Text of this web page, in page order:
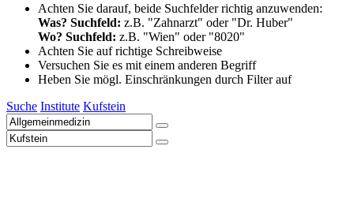
Achten Sie darauf, beide Suchfelder richtig anzuwenden:
Was? Suchfeld: z.B. "Zahnarzt" oder "Dr. Huber"
Wo? Suchfeld: z.B. "Wien" oder "8020"
Achten Sie auf richtige Schreibweise
Versuchen Sie es mit einem anderen Begriff
Heben Sie mögl. Einschränkungen durch Filter auf
Suche Institute Kufstein